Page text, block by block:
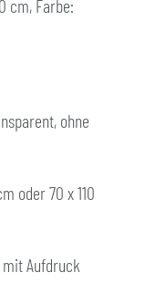
cm, Farbe:
ohne
oder 70 x 110
Aufdruck